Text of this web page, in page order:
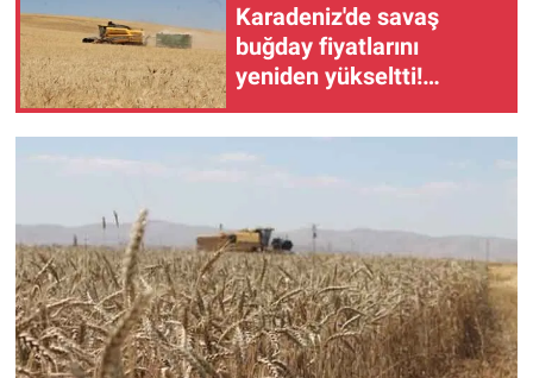
Karadeniz'de savaş
buğday fiyatlarını
yeniden yükseltti!
Türkiye için kritik uyarı